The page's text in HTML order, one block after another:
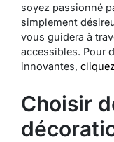
soyez passionné
simplement
vous guidera à
accessibles. Pour
innovantes,
Choisir